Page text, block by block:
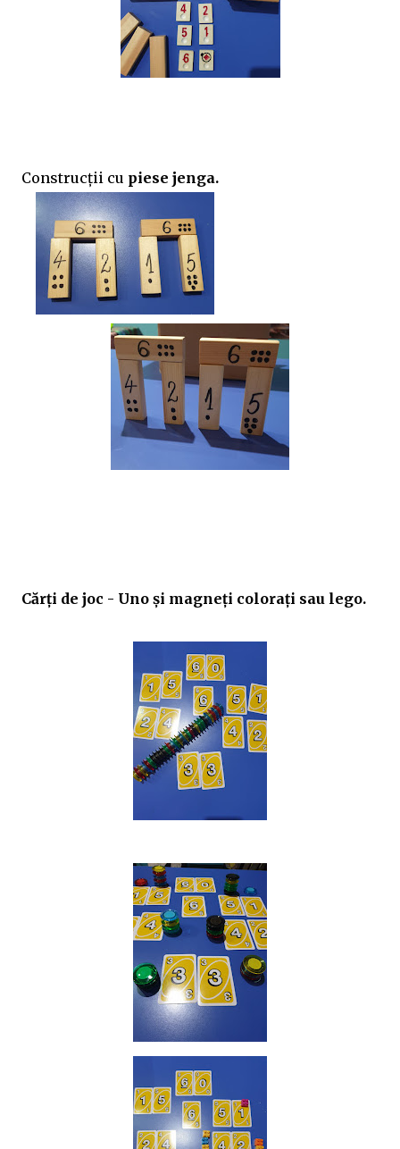
Construcții cu piese jenga.
Cărți de joc - Uno și magneți colorați sau lego.